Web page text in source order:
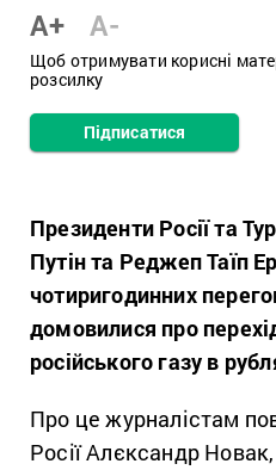
A+ A-
Щоб отримувати корисні
розсилку
Підписатися
Президенти Росії та
Путін та Реджеп Таїп
чотиригодинних
домовилися про
російського газу в
Про це журналістам
Росії Алєксандр